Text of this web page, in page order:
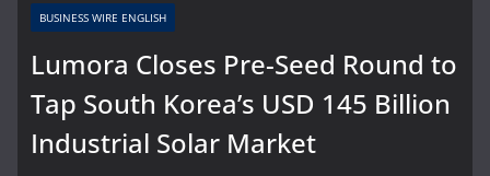
BUSINESS WIRE ENGLISH
Lumora Closes Pre-Seed Round to
Tap South Korea’s USD 145 Billion
Industrial Solar Market